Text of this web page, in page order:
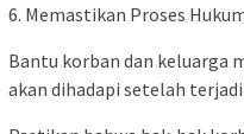
6. Memastikan Proses
Bantu korban dan keluarga
akan dihadapi setelah